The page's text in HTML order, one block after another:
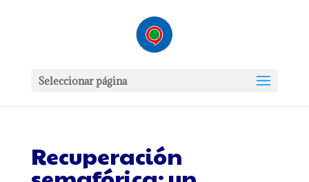
Seleccionar página
Recuperación